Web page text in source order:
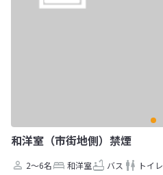
和洋室（市街地側）禁煙
2～6名 和洋室 バス トイレ